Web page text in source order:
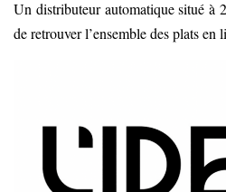
Un distributeur automatique situé à
de retrouver l’ensemble des plats en